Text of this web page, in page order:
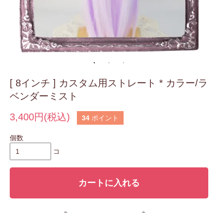
[ 8インチ ] カスタム用ストレート * カラー/ラ
ベンダーミスト
3,400円(税込)
34 ポイント
個数
コ
カートに入れる